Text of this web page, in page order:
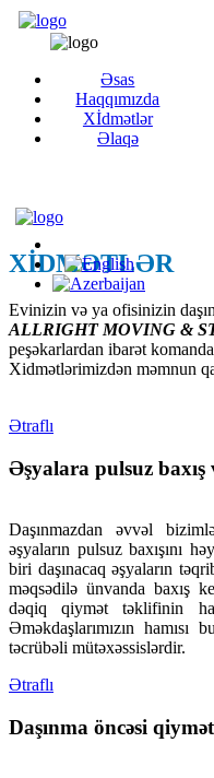
Əsas
Haqqımızda
Xİdmətlər
Əlaqə
XİDMƏTLƏR
Evinizin və ya ofisinizin
ALLRIGHT MOVING &
peşəkarlardan ibarət
Xidmətlərimizdən məmnun
Ətraflı
Əşyalara pulsuz
Daşınmazdan əvvəl
əşyaların pulsuz baxışını
biri daşınacaq əşyaların
məqsədilə ünvanda baxış
dəqiq qiymət təklifinin
Əməkdaşlarımızın
təcrübəli mütəxəssislərdir.
Ətraflı
Daşınma öncəsi